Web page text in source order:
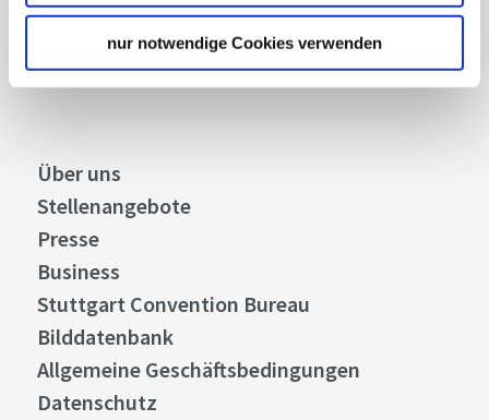
nur notwendige Cookies verwenden
Abonnieren
Über uns
Stellenangebote
Presse
Business
Stuttgart Convention Bureau
Bilddatenbank
Allgemeine Geschäftsbedingungen
Datenschutz